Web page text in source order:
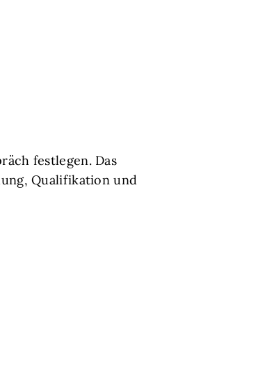
festlegen. Das
Qualifikation und